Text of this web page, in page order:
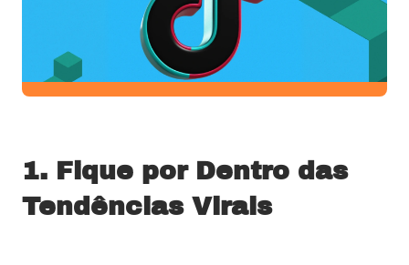
1. Fique por Dentro das
Tendências Virais